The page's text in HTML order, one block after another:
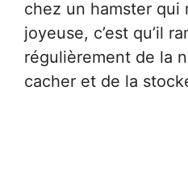
chez un hamster qui
joyeuse, c’est qu’il
régulièrement de la
cacher et de la